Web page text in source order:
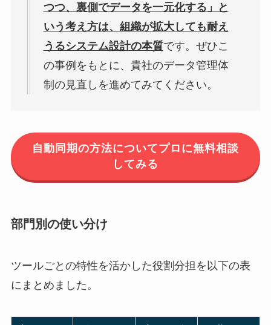
つつ、裏側でデータを一元化する」と
いう考え方は、組織が拡大しても耐え
うるシステム設計の本質です。ぜひこ
の事例をもとに、貴社のデータ管理体
制の見直しを進めてみてください。
自動同期の方法についてプロに無料相談
してみる
部門別の使い分け
ツールごとの特性を活かした役割分担を以下の表
にまとめました。